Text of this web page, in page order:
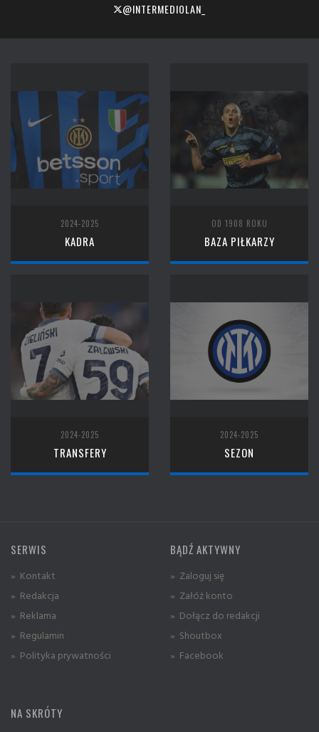
@INTERMEDIOLAN_
2024-2025
KADRA
OD 1908 ROKU
BAZA PIŁKARZY
2024-2025
TRANSFERY
2024-2025
SEZON
SERWIS
» Kontakt
» Redakcja
» Reklama
» Regulamin
» Polityka prywatności
BĄDŹ AKTYWNY
» Zaloguj się
» Załóż konto
» Dołącz do redakcji
» Shoutbox
» Facebook
NA SKRÓTY